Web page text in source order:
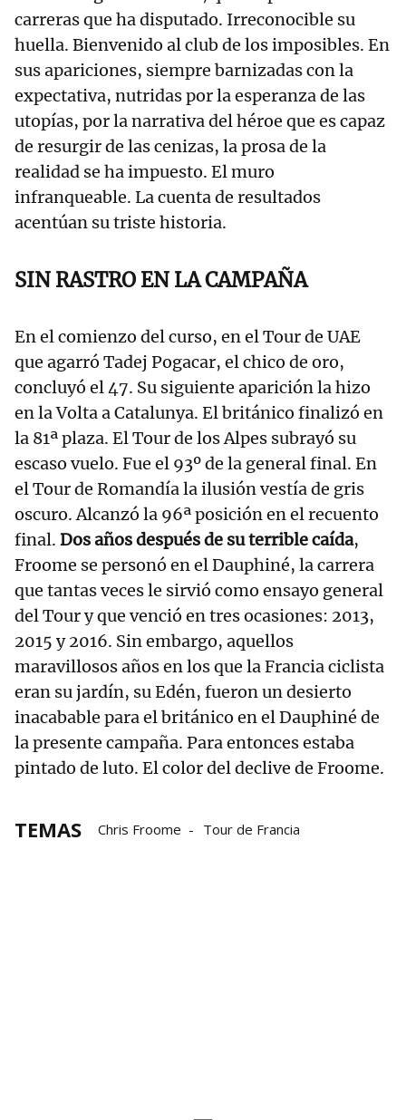
carreras que ha disputado. Irreconocible su
huella. Bienvenido al club de los imposibles. En
sus apariciones, siempre barnizadas con la
expectativa, nutridas por la esperanza de las
utopías, por la narrativa del héroe que es capaz
de resurgir de las cenizas, la prosa de la
realidad se ha impuesto. El muro
infranqueable. La cuenta de resultados
acentúan su triste historia.
SIN RASTRO EN LA CAMPAÑA
En el comienzo del curso, en el Tour de UAE
que agarró Tadej Pogacar, el chico de oro,
concluyó el 47. Su siguiente aparición la hizo
en la Volta a Catalunya. El británico finalizó en
la 81ª plaza. El Tour de los Alpes subrayó su
escaso vuelo. Fue el 93º de la general final. En
el Tour de Romandía la ilusión vestía de gris
oscuro. Alcanzó la 96ª posición en el recuento
final. Dos años después de su terrible caída,
Froome se personó en el Dauphiné, la carrera
que tantas veces le sirvió como ensayo general
del Tour y que venció en tres ocasiones: 2013,
2015 y 2016. Sin embargo, aquellos
maravillosos años en los que la Francia ciclista
eran su jardín, su Edén, fueron un desierto
inacabable para el británico en el Dauphiné de
la presente campaña. Para entonces estaba
pintado de luto. El color del declive de Froome.
TEMAS Chris Froome Tour de Francia